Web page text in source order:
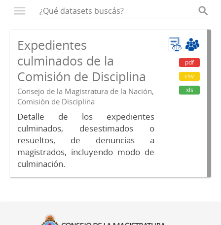
Expedientes
culminados de la
Comisión de Disciplina
Consejo de la Magistratura de la Nación,
Comisión de Disciplina
Detalle de los expedientes
culminados, desestimados o
resueltos, de denuncias a
magistrados, incluyendo modo de
culminación.
pdf
csv
xls